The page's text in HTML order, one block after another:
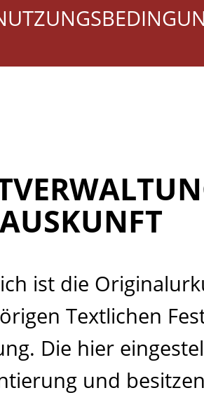
ist die
Textlichen
Die hier
und